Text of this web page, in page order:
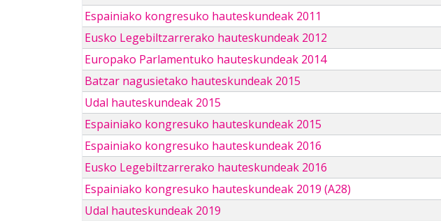
Espainiako kongresuko hauteskundeak 2011
Eusko Legebiltzarrerako hauteskundeak 2012
Europako Parlamentuko hauteskundeak 2014
Batzar nagusietako hauteskundeak 2015
Udal hauteskundeak 2015
Espainiako kongresuko hauteskundeak 2015
Espainiako kongresuko hauteskundeak 2016
Eusko Legebiltzarrerako hauteskundeak 2016
Espainiako kongresuko hauteskundeak 2019 (A28)
Udal hauteskundeak 2019